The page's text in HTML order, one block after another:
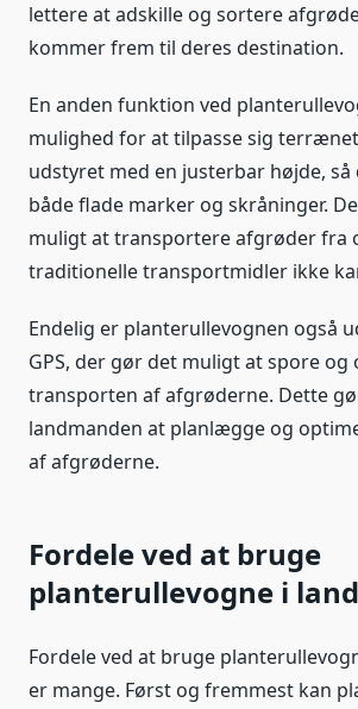
lettere at adskille og sortere
kommer frem til deres destination.
En anden funktion ved
mulighed for at tilpasse sig
udstyret med en justerbar højde, så
både flade marker og skråninger.
muligt at transportere afgrøder fra
traditionelle transportmidler ikke
Endelig er planterullevognen også
GPS, der gør det muligt at spore og
transporten af afgrøderne. Dette
landmanden at planlægge og
af afgrøderne.
Fordele ved at bruge
planterullevogne i
Fordele ved at bruge
er mange. Først og fremmest kan